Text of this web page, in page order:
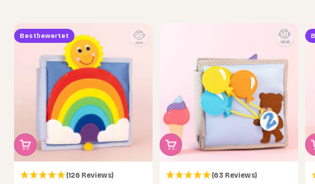
Bestbewertet
(126 Reviews) (63 Reviews)